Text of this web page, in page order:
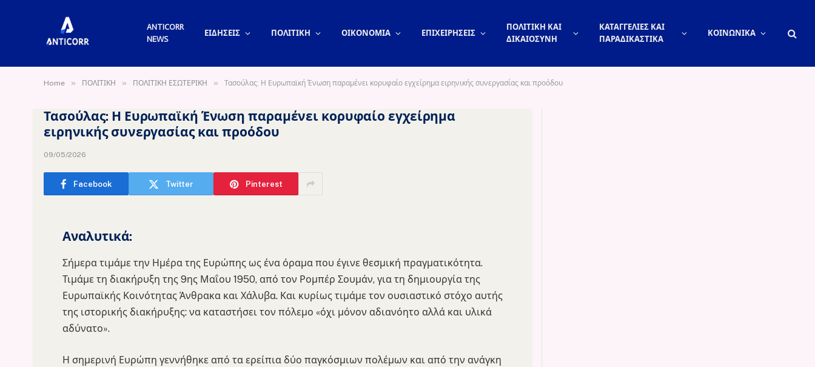
ANTICORR
NEWS
ΕΙΔΗΣΕΙΣ ΠΟΛΙΤΙΚΗ ΟΙΚΟΝΟΜΙΑ ΕΠΙΧΕΙΡΗΣΕΙΣ
ΠΟΛΙΤΙΚΗ ΚΑΙ
ΔΙΚΑΙΟΣΥΝΗ
ΚΑΤΑΓΓΕΛΙΕΣ ΚΑΙ
ΠΑΡΑΔΙΚΑΣΤΙΚΑ
ΚΟΙΝΩΝΙΚΑ
Home » ΠΟΛΙΤΙΚΗ » ΠΟΛΙΤΙΚΗ ΕΣΩΤΕΡΙΚΗ » Τασούλας: Η Ευρωπαϊκή Ένωση παραμένει κορυφαίο εγχείρημα ειρηνικής συνεργασίας και προόδου
Τασούλας: Η Ευρωπαϊκή Ένωση παραμένει κορυφαίο εγχείρημα
ειρηνικής συνεργασίας και προόδου
09/05/2026
Facebook Twitter Pinterest
Αναλυτικά:
Σήμερα τιμάμε την Ημέρα της Ευρώπης ως ένα όραμα που έγινε θεσμική πραγματικότητα.
Τιμάμε τη διακήρυξη της 9ης Μαΐου 1950, από τον Ρομπέρ Σουμάν, για τη δημιουργία της
Ευρωπαϊκής Κοινότητας Άνθρακα και Χάλυβα. Και κυρίως τιμάμε τον ουσιαστικό στόχο αυτής
της ιστορικής διακήρυξης: να καταστήσει τον πόλεμο «όχι μόνον αδιανόητο αλλά και υλικά
αδύνατο».
Η σημερινή Ευρώπη γεννήθηκε από τα ερείπια δύο παγκόσμιων πολέμων και από την ανάγκη